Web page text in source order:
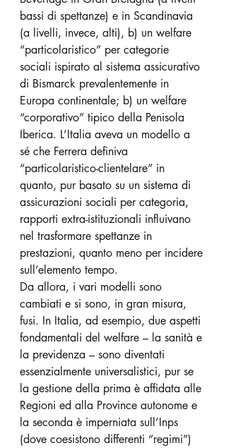
bassi di spettanze) e in Scandinavia
(a livelli, invece, alti), b) un welfare
“particolaristico” per categorie
sociali ispirato al sistema assicurativo
di Bismarck prevalentemente in
Europa continentale; b) un welfare
“corporativo” tipico della Penisola
Iberica. L’Italia aveva un modello a
sé che Ferrera definiva
“particolaristico-clientelare” in
quanto, pur basato su un sistema di
assicurazioni sociali per categoria,
rapporti extra-istituzionali influivano
nel trasformare spettanze in
prestazioni, quanto meno per incidere
sull’elemento tempo.
Da allora, i vari modelli sono
cambiati e si sono, in gran misura,
fusi. In Italia, ad esempio, due aspetti
fondamentali del welfare – la sanità e
la previdenza – sono diventati
essenzialmente universalistici, pur se
la gestione della prima è affidata alle
Regioni ed alla Province autonome e
la seconda è imperniata sull’Inps
(dove coesistono differenti “regimi”)